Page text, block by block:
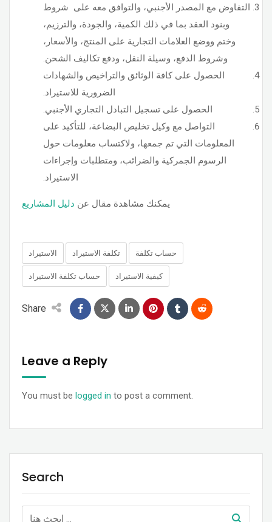
التفاوض مع المصدر الأجنبي، والتوافق معه على شروط
وبنود العقد بما في ذلك الكمية، والجودة، والترزيم،
وختم ووضع العلامات التجارية على المنتج، والأسعار،
وشروط الدفع، وسيلة النقل، ودفع تكاليف الشحن.
الحصول على كافة الوثائق والتراخيص والشهادات
الضرورية للاستيراد.
الحصول على تسجيل التبادل التجاري الأجنبي.
التواصل مع وكيل تخليص البضاعة، للتأكيد على
المعلومات التي تم جمعها، ولاكتساب معلومات حول
الرسوم الجمركية والضرائب، ومتطلبات وإجراءات
الاستيراد.
يمكنك مشاهدة مقال عن دليل المشاريع
الاستيراد تكلفة الاستيراد حساب تكلفة
حساب تكلفة الاستيراد كيفية الاستيراد
Share
Leave a Reply
You must be logged in to post a comment.
Search